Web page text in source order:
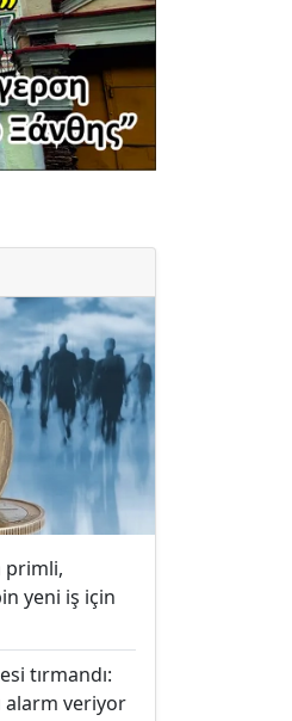
primli,
yeni iş için
tırmandı:
alarm veriyor